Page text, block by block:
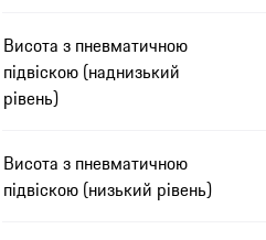
Висота з пневматичною
підвіскою (наднизький
рівень)
Висота з пневматичною
підвіскою (низький рівень)